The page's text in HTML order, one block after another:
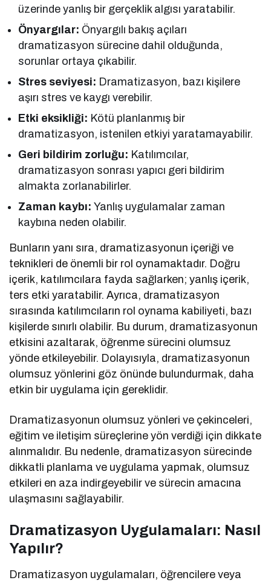
üzerinde yanlış bir gerçeklik algısı yaratabilir.
Önyargılar: Önyargılı bakış açıları
dramatizasyon sürecine dahil olduğunda,
sorunlar ortaya çıkabilir.
Stres seviyesi: Dramatizasyon, bazı kişilere
aşırı stres ve kaygı verebilir.
Etki eksikliği: Kötü planlanmış bir
dramatizasyon, istenilen etkiyi yaratamayabilir.
Geri bildirim zorluğu: Katılımcılar,
dramatizasyon sonrası yapıcı geri bildirim
almakta zorlanabilirler.
Zaman kaybı: Yanlış uygulamalar zaman
kaybına neden olabilir.
Bunların yanı sıra, dramatizasyonun içeriği ve
teknikleri de önemli bir rol oynamaktadır. Doğru
içerik, katılımcılara fayda sağlarken; yanlış içerik,
ters etki yaratabilir. Ayrıca, dramatizasyon
sırasında katılımcıların rol oynama kabiliyeti, bazı
kişilerde sınırlı olabilir. Bu durum, dramatizasyonun
etkisini azaltarak, öğrenme sürecini olumsuz
yönde etkileyebilir. Dolayısıyla, dramatizasyonun
olumsuz yönlerini göz önünde bulundurmak, daha
etkin bir uygulama için gereklidir.
Dramatizasyonun olumsuz yönleri ve çekinceleri,
eğitim ve iletişim süreçlerine yön verdiği için dikkate
alınmalıdır. Bu nedenle, dramatizasyon sürecinde
dikkatli planlama ve uygulama yapmak, olumsuz
etkileri en aza indirgeyebilir ve sürecin amacına
ulaşmasını sağlayabilir.
Dramatizasyon Uygulamaları: Nasıl
Yapılır?
Dramatizasyon uygulamaları, öğrencilere veya